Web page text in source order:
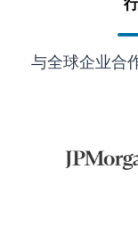
与全球企业合